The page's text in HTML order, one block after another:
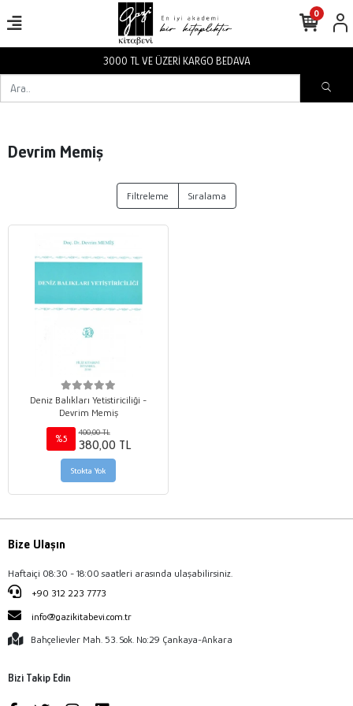
3000 TL VE ÜZERİ KARGO BEDAVA
0
Devrim Memiş
Filtreleme Sıralama
Deniz Balıkları Yetistiriciliği -
Devrim Memiş
%5
400,00 TL
380,00 TL
Stokta Yok
Bize Ulaşın
Haftaiçi 08:30 - 18:00 saatleri arasında ulaşabilirsiniz.
+90 312 223 7773
info@gazikitabevi.com.tr
Bahçelievler Mah. 53. Sok. No:29 Çankaya-Ankara
Bizi Takip Edin